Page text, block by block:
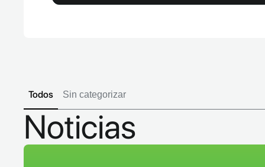
Sin categorizar
Todos
Noticias